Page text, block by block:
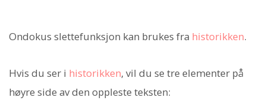
Ondokus slettefunksjon kan brukes fra historikken.
Hvis du ser i historikken, vil du se tre elementer på
høyre side av den oppleste teksten: